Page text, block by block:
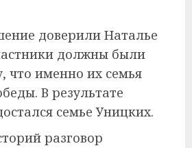
доверили Наталье
должны были
что именно их семья
В результате
семье Уницких.
разговор